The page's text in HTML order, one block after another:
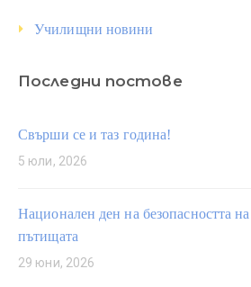
Училищни новини
Последни постове
Свърши се и таз година!
5 юли, 2026
Национален ден на безопасността
пътищата
29 юни, 2026